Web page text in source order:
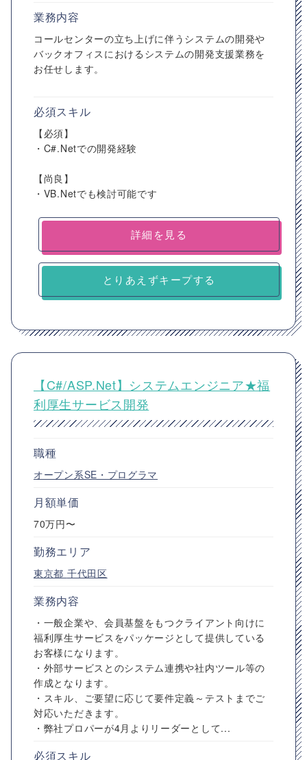
業務内容
コールセンターの立ち上げに伴うシステムの開発や
バックオフィスにおけるシステムの開発支援業務を
お任せします。
必須スキル
【必須】
・C#.Netでの開発経験
【尚良】
・VB.Netでも検討可能です
詳細を見る
とりあえずキープする
【C#/ASP.Net】システムエンジニア★福
利厚生サービス開発
職種
オープン系SE・プログラマ
月額単価
70万円〜
勤務エリア
東京都 千代田区
業務内容
・一般企業や、会員基盤をもつクライアント向けに
福利厚生サービスをパッケージとして提供している
お客様になります。
・外部サービスとのシステム連携や社内ツール等の
作成となります。
・スキル、ご要望に応じて要件定義～テストまでご
対応いただきます。
・弊社プロパーが4月よりリーダーとして...
必須スキル